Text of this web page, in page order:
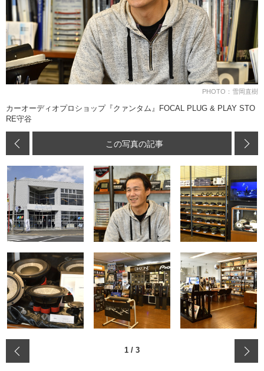
PHOTO：雪岡直樹
カーオーディオプロショップ『クァンタム』FOCAL PLUG & PLAY STO
RE守谷
この写真の記事
1 / 3